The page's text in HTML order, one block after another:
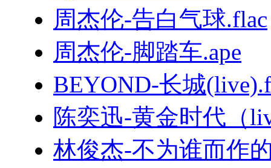
周杰伦-告白气球.flac
周杰伦-脚踏车.ape
BEYOND-长城
陈奕迅-黄金时代（
林俊杰-不为谁而作